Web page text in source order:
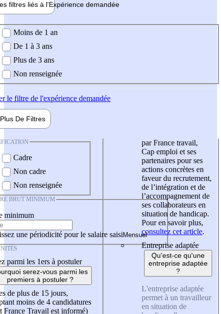
filtres liés à l'Expérience demandée
demandée
Moins de 1 an
De 1 à 3 ans
Plus de 3 ans
Non renseignée
le filtre de l'expérience demandée
Plus De Filtres
Cadre
Non cadre
Non renseignée
BRUT MINIMUM
minimum
une périodicité pour le salaire saisi
parmi les 1ers à postuler
serez-vous parmi les
premiers à postuler ?
de plus de 15 jours,
moins de 4 candidatures
France Travail est informé)
par France travail,
Cap emploi et ses
partenaires pour ses
actions concrètes en
faveur du recrutement,
de l’intégration et de
l’accompagnement de
ses collaborateurs en
situation de handicap.
Pour en savoir plus,
consultez cet article.
Entreprise adaptée
Qu'est-ce qu'une
entreprise adaptée
?
L'entreprise adaptée
permet à un travailleur
en situation de